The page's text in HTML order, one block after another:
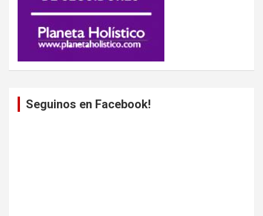
Seguinos en Facebook!